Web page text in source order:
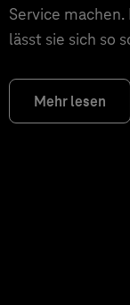
Service
lässt sie sich so
Mehr lesen